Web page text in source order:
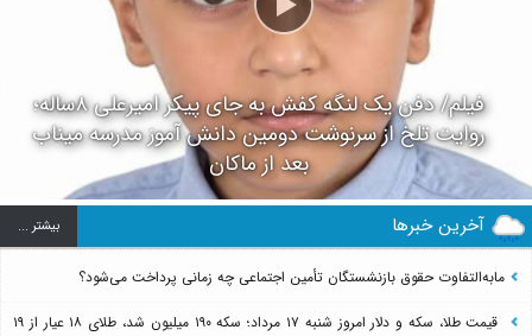
فیلم/ دفن یک لنگه کفش به جای پیکر امیرعلی ۸ساله؛
روایت تلخ از سرنوشت دومین دانش آموز مدرسه میناب
بعد از ماکان
آخرین خبرها بيشتر ...
مابه‌التفاوت حقوق بازنشستگان تأمین اجتماعی چه زمانی پرداخت می‌شود؟
قیمت طلا، سکه و دلار امروز شنبه ۱۷ مرداد؛ سکه ۱۹۰ میلیون شد، طلای ۱۸ عیار از ۱۹